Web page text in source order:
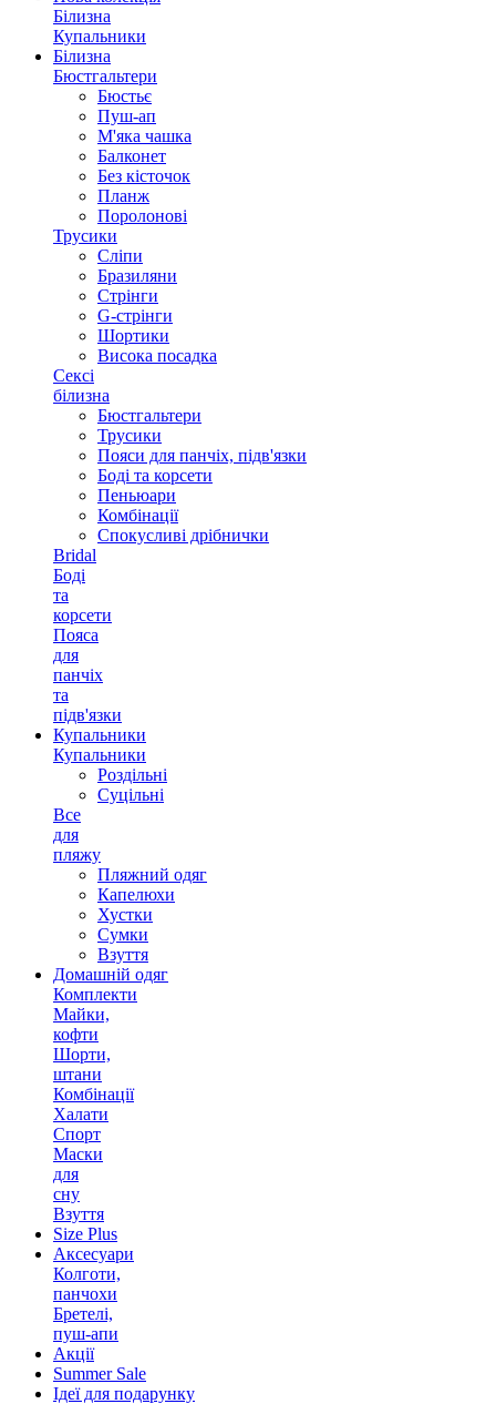
Білизна
Купальники
Білизна
Бюстгальтери
Бюстьє
Пуш-ап
М'яка чашка
Балконет
Без кісточок
Планж
Поролонові
Трусики
Сліпи
Бразиляни
Стрінги
G-стрінги
Шортики
Висока посадка
Сексі
білизна
Бюстгальтери
Трусики
Пояси для панчіх, підв'язки
Боді та корсети
Пеньюари
Комбінації
Спокусливі дрібнички
Bridal
Боді
та
корсети
Пояса
для
панчіх
та
підв'язки
Купальники
Купальники
Роздільні
Суцільні
Все
для
пляжу
Пляжний одяг
Капелюхи
Хустки
Сумки
Взуття
Домашній одяг
Комплекти
Майки,
кофти
Шорти,
штани
Комбінації
Халати
Спорт
Маски
для
сну
Взуття
Size Plus
Аксесуари
Колготи,
панчохи
Бретелі,
пуш-апи
Акції
Summer Sale
Ідеї для подарунку